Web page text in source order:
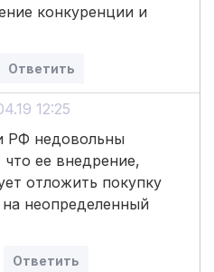
конкуренции и
Ответить
12:25
РФ недовольны
ее внедрение,
отложить покупку
неопределенный
Ответить